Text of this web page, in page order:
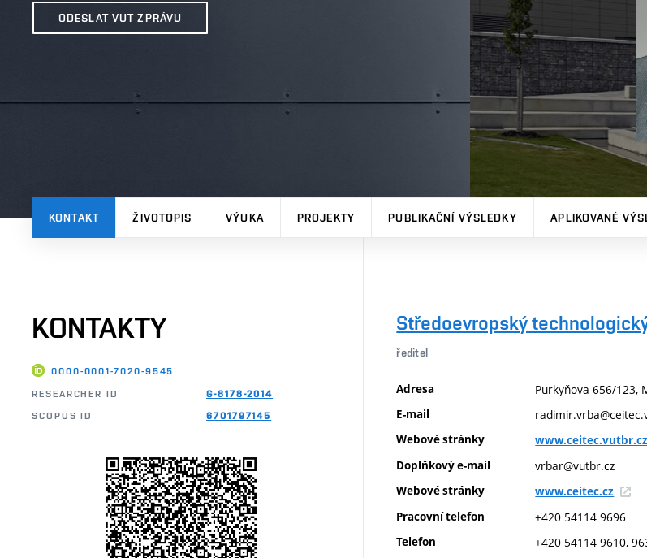
ODESLAT VUT ZPRÁVU
KONTAKT ŽIVOTOPIS VÝUKA PROJEKTY PUBLIKAČNÍ VÝSLEDKY APLIKOVANÉ
KONTAKTY
0000-0001-7020-9545
RESEARCHER ID
G-8178-2014
SCOPUS ID
6701797145
Středoevropský
ředitel
Adresa Purkyňova 656/123,
E-mail
Webové stránky
www.ceitec.vutbr.cz
Doplňkový e-mail
vrbar@vutbr.cz
Webové stránky
www.ceitec.cz
Pracovní telefon
+420 54114 9696
Telefon +420 54114 9610,